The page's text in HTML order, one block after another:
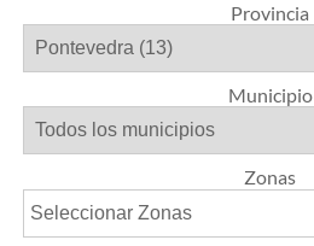
Provincia
Municipio
Zonas
Seleccionar Zonas